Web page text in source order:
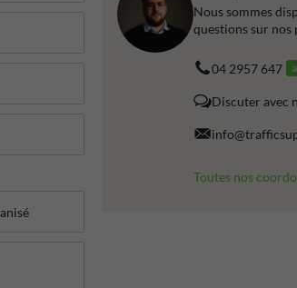
Nous sommes
questions sur nos
04 2957 647
Discuter avec
Toutes nos